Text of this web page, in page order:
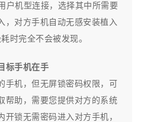
户机型连接，选择其中所需要
，对方手机自动无感安装植入
时完全不会被发现。
标手机在手
手机，但无屏锁密码权限，可
帮助，需要您提供对方的系统
锁无需密码进入对方手机，